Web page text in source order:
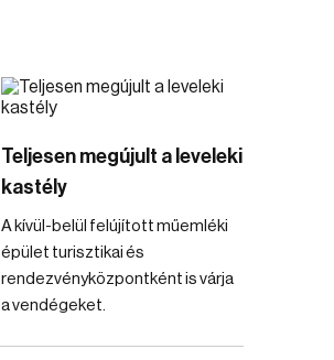
Teljesen megújult a leveleki
kastély
A kívül-belül felújított műemléki
épület turisztikai és
rendezvényközpontként is várja
a vendégeket.